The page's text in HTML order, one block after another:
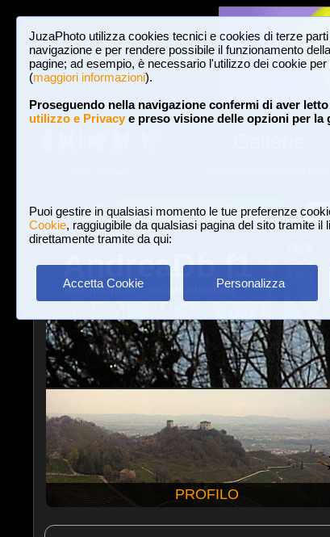
JuzaPhoto utilizza cookies tecnici e cookies di terze
navigazione e per rendere possibile il funzionamento
pagine; ad esempio, è necessario l'utilizzo dei cookie
(maggiori informazioni).
Proseguendo nella navigazione confermi di aver
utilizzo e Privacye preso visione delle opzioni per la
Puoi gestire in qualsiasi momento le tue preferenze
Cookie, raggiugibile da qualsiasi pagina del sito tramite il
direttamente tramite da qui:
Accetta Cookie Personalizza
Login Iscriviti a JuzaPhoto! A
AndreaDb f1
www.juzaphoto.com/p/AndreaDbf1
PROFILO